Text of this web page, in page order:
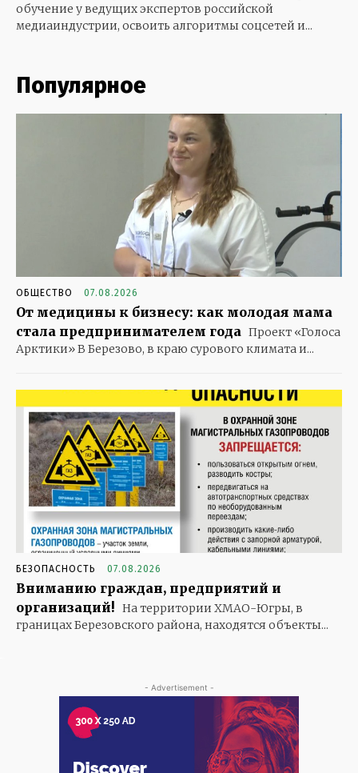
обучение у ведущих экспертов российской
медиаиндустрии, освоить алгоритмы соцсетей и...
Популярное
ОБЩЕСТВО 07.08.2026
От медицины к бизнесу: как молодая мама
стала предпринимателем года Проект «Голоса
Арктики» В Березово, в краю сурового климата и...
БЕЗОПАСНОСТЬ 07.08.2026
Вниманию граждан, предприятий и
организаций! На территории ХМАО-Югры, в
границах Березовского района, находятся объекты...
- Advertisement -